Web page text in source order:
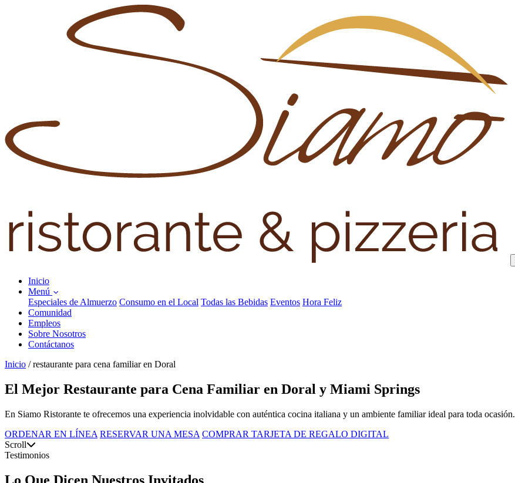
Inicio
Menú
Especiales de Almuerzo Consumo en el Local Todas las Bebidas Eventos Hora Feliz
Comunidad
Empleos
Sobre Nosotros
Contáctanos
Inicio / restaurante para cena familiar en Doral
El Mejor Restaurante para Cena Familiar en Doral y Miami Springs
En Siamo Ristorante te ofrecemos una experiencia inolvidable con auténtica cocina italiana y un ambiente familiar ideal para toda ocasión.
ORDENAR EN LÍNEA RESERVAR UNA MESA COMPRAR TARJETA DE REGALO DIGITAL
Scroll
Testimonios
Lo Que Dicen Nuestros Invitados